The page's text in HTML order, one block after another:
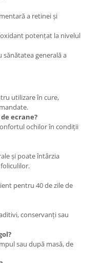
a retinei și
potențat la nivelul
sănătatea generală a
utilizare în cure,
ecrane?
ochilor în condiții
și poate întârzia
pentru 40 de zile de
conservanți sau
sau după masă, de